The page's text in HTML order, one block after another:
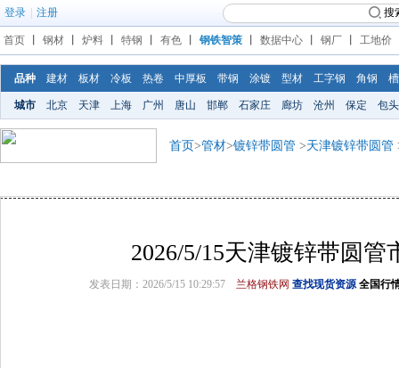
登录 注册 搜
首页 钢材 炉料 特钢 有色 钢铁智策 数据中心 钢厂 工地价
品种 建材 板材 冷板 热卷 中厚板 带钢 涂镀 型材 工字钢 角钢
城市 北京 天津 上海 广州 唐山 邯郸 石家庄 廊坊 沧州 保定 包头
首页>管材>镀锌带圆管 >天津镀锌带圆管
2026/5/15天津镀锌带圆管
发表日期：2026/5/15 10:29:57 兰格钢铁网 查找现货资源 全国行